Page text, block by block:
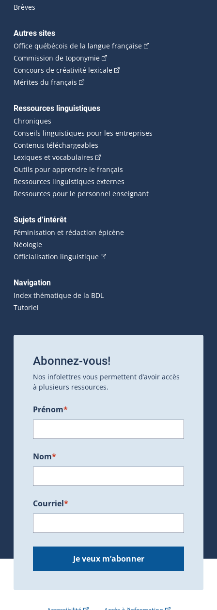
Brèves
Autres sites
Office québécois de la langue française(Cet hyperlien
Commission de toponymie(Cet hyperlien externe s'ouvrira
Concours de créativité lexicale(Cet hyperlien externe
Mérites du français (Cet hyperlien externe s'ouvrira dans une
Ressources linguistiques
Chroniques
Conseils linguistiques pour les entreprises
Contenus téléchargeables
Lexiques et vocabulaires (Cet hyperlien externe s'ouvrira
Outils pour apprendre le français
Ressources linguistiques externes
Ressources pour le personnel enseignant
Sujets d’intérêt
Féminisation et rédaction épicène
Néologie
Officialisation linguistique(Cet hyperlien externe s'ouvrira
Navigation
Index thématique de la BDL
Tutoriel
Abonnez-vous!
Nos infolettres vous permettent d’avoir accès
à plusieurs ressources.
Prénom*
Nom*
Courriel*
Je veux m’abonner